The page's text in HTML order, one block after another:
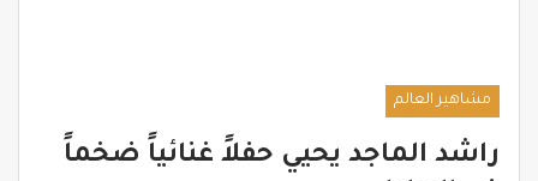
مشاهير العالم
راشد الماجد يحيي حفلاً غنائياً ضخماً